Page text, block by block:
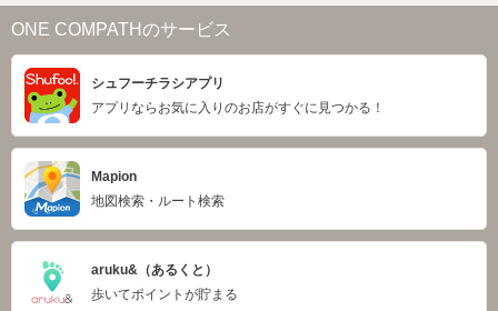
ONE COMPATHのサービス
シュフーチラシアプリ
アプリならお気に入りのお店がすぐに見つかる！
Mapion
地図検索・ルート検索
aruku&（あるくと）
歩いてポイントが貯まる